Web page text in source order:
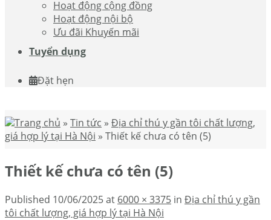
Hoạt động cộng đồng
Hoạt động nội bộ
Ưu đãi Khuyến mãi
Tuyển dụng
Đặt hẹn
Trang chủ » Tin tức » Địa chỉ thú y gần tôi chất lượng,
giá hợp lý tại Hà Nội » Thiết kế chưa có tên (5)
Thiết kế chưa có tên (5)
Published 10/06/2025at 6000 × 3375 in Địa chỉ thú y gần
tôi chất lượng, giá hợp lý tại Hà Nội